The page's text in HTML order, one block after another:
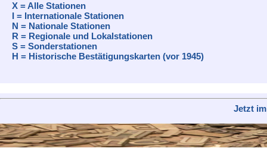
X = Alle Stationen
I = Internationale Stationen
N = Nationale Stationen
R = Regionale und Lokalstationen
S = Sonderstationen
H = Historische Bestätigungskarten (vor 1945)
Jetzt